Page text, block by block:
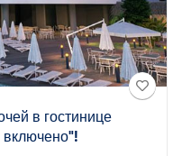
в гостинице
включено"!